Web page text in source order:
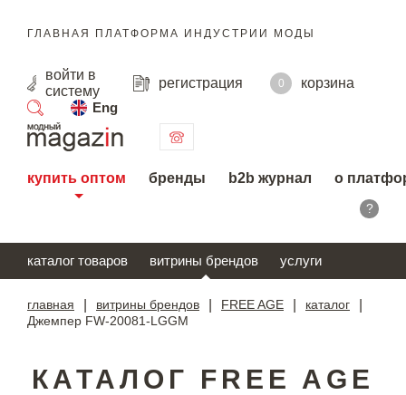
ГЛАВНАЯ ПЛАТФОРМА ИНДУСТРИИ МОДЫ
войти в
систему
регистрация 0
корзина
Eng
поиск
купить оптом бренды b2b журнал о
?
каталог товаров витрины брендов услуги
главная витрины брендов FREE AGE каталог
Джемпер FW-20081-LGGM
КАТАЛОГ FREE AGE